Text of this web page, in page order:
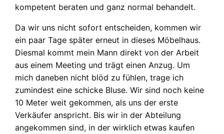
kompetent beraten und ganz normal behandelt.
Da wir uns nicht sofort entscheiden, kommen wir
ein paar Tage später erneut in dieses Möbelhaus.
Diesmal kommt mein Mann direkt von der Arbeit
aus einem Meeting und trägt einen Anzug. Um
mich daneben nicht blöd zu fühlen, trage ich
zumindest eine schicke Bluse. Wir sind noch keine
10 Meter weit gekommen, als uns der erste
Verkäufer anspricht. Bis wir in der Abteilung
angekommen sind, in der wirklich etwas kaufen